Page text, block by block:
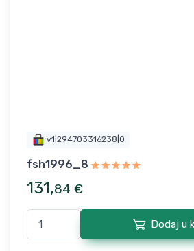
v1|294703316238|0
fsh1996_8
131,84 €
Dodaj u